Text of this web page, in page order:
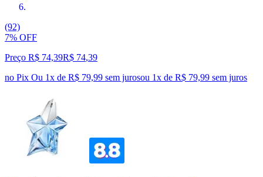
(92)
7% OFF
Preço R$ 74,39R$ 74,39
no Pix Ou 1x de R$ 79,99 sem jurosou 1x de R$ 79,99 sem juros